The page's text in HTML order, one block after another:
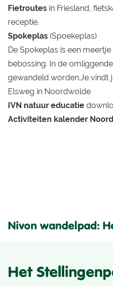
Fietroutes in Friesland,
receptie.
Spokeplas (Spoekeplas)
De Spokeplas is een
bebossing. In de
gewandeld worden.Je vindt
Elsweg in Noordwolde
IVN natuur educatie
Activiteiten kalender
Nivon wandelpad:
Het